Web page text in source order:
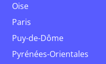
Oise
Paris
Puy-de-Dôme
Pyrénées-Orientales